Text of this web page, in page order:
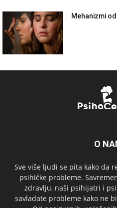
Mehanizmi
O
Sve više ljudi se pita kako da
psihičke probleme.
zdravlju, naši psihijatri i
savladate probleme kako ne